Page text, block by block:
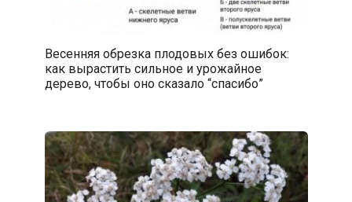
Весенняя обрезка плодовых без ошибок:
как вырастить сильное и урожайное
дерево, чтобы оно сказало “спасибо”